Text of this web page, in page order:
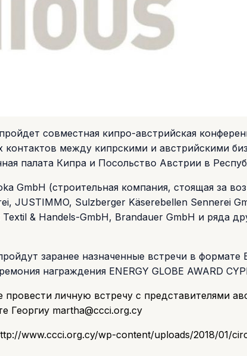
совместная кипро-австрийская
контактов между кипрскими и австрийскими
палата Кипра и Посольство Австрии в
GmbH (строительная компания, стоящая за
JUSTIMMO, Sulzberger Käserebellen Sennerei
& Handels-GmbH, Brandauer GmbH и ряда
заранее назначенные встречи в формате
награждения ENERGY GLOBE AWARD
личную встречу с представителями
Георгиу martha@ccci.org.cy
www.ccci.org.cy/wp-content/uploads/2018/01/